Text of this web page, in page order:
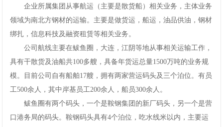
企业所属集团从事航运（主要是散货船）相关业务，主体业务
领域为南北方钢材的运输。主要是做货运，船运，油品供油，钢材
绑扎，信息科技及融资租赁等相关业务。
公司航线主要在鲅鱼圈，大连，江阴等地从事相关运输工作，
具有干散货及油船共100多艘，具备年货运总量1500万吨的业务规
模。目前公司自有船舶17艘，拥有两家营运码头及三个泊位。有员
工500余人，其中岸基员工200余人，船员300余人。
鲅鱼圈有两个码头，一个是鞍钢集团的新厂码头，另一个是营
口港务局的码头。鞍钢码头具有4个泊位，吃水线米以内，主要运